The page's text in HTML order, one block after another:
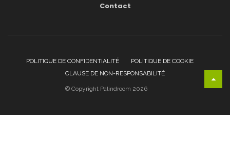
Contact
POLITIQUE DE CONFIDENTIALITÉ
POLITIQUE DE COOKIE
CLAUSE DE NON-RESPONSABILITÉ
© Copyright Palindroom 2026